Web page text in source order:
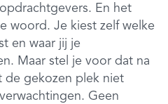
En het
woord. Je kiest zelf welke
en waar jij je
Maar stel je voor dat na
de gekozen plek niet
Geen